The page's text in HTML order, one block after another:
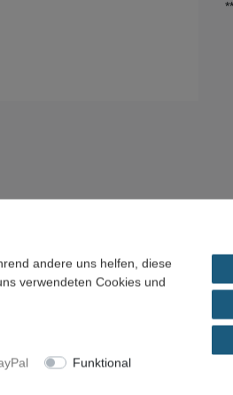
andere uns helfen, diese
verwendeten Cookies und
Funktional